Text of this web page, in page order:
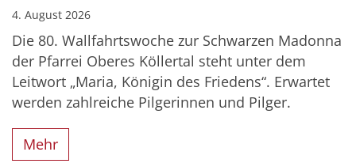
4. August 2026
Die 80. Wallfahrtswoche zur Schwarzen Madonna
der Pfarrei Oberes Köllertal steht unter dem
Leitwort „Maria, Königin des Friedens“. Erwartet
werden zahlreiche Pilgerinnen und Pilger.
Mehr